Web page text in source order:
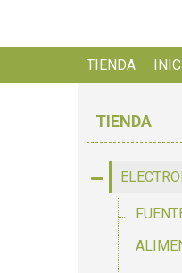
TIENDA
TIENDA